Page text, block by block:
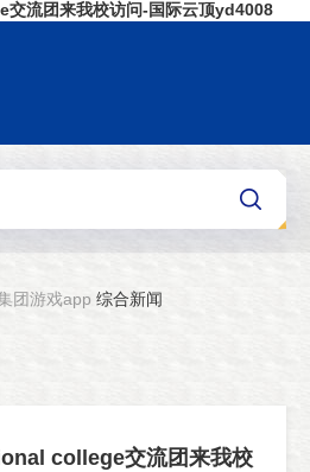
流团来我校访问-国际云顶yd4008
团游戏app 综合新闻
college交流团来我校